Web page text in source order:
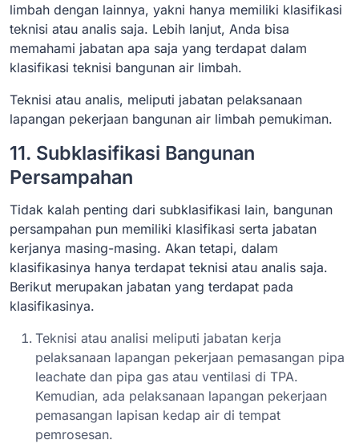
limbah dengan lainnya, yakni hanya memiliki klasifikasi
teknisi atau analis saja. Lebih lanjut, Anda bisa
memahami jabatan apa saja yang terdapat dalam
klasifikasi teknisi bangunan air limbah.
Teknisi atau analis, meliputi jabatan pelaksanaan
lapangan pekerjaan bangunan air limbah pemukiman.
11. Subklasifikasi Bangunan
Persampahan
Tidak kalah penting dari subklasifikasi lain, bangunan
persampahan pun memiliki klasifikasi serta jabatan
kerjanya masing-masing. Akan tetapi, dalam
klasifikasinya hanya terdapat teknisi atau analis saja.
Berikut merupakan jabatan yang terdapat pada
klasifikasinya.
Teknisi atau analisi meliputi jabatan kerja
pelaksanaan lapangan pekerjaan pemasangan pipa
leachate dan pipa gas atau ventilasi di TPA.
Kemudian, ada pelaksanaan lapangan pekerjaan
pemasangan lapisan kedap air di tempat
pemrosesan.